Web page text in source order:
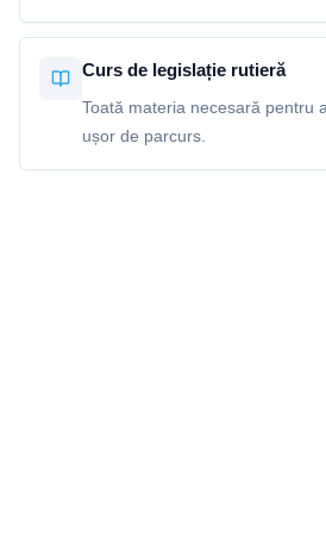
Curs de legislație rutieră
Toată materia necesară pentru
ușor de parcurs.